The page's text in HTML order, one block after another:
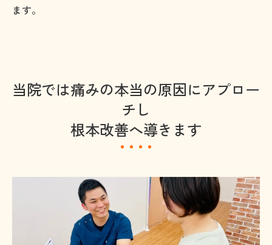
ます。
当院では痛みの本当の原因にアプロー
チし
根本改善へ導きます